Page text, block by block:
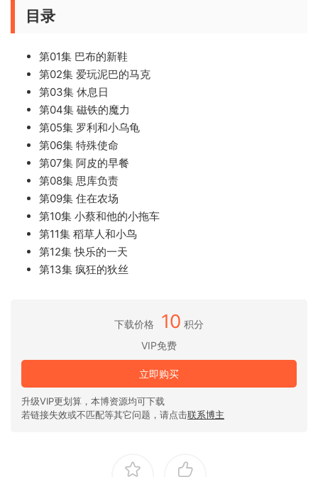
目录
第01集 巴布的新鞋
第02集 爱玩泥巴的马克
第03集 休息日
第04集 磁铁的魔力
第05集 罗利和小乌龟
第06集 特殊使命
第07集 阿皮的早餐
第08集 思库负责
第09集 住在农场
第10集 小蔡和他的小拖车
第11集 稻草人和小鸟
第12集 快乐的一天
第13集 疯狂的狄丝
下载价格 10 积分
VIP免费
立即购买
升级VIP更划算，本博资源均可下载
若链接失效或不匹配等其它问题，请点击联系博主